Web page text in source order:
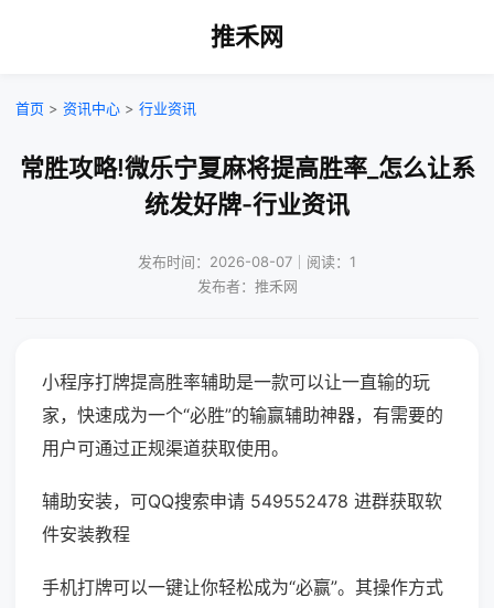
推禾网
首页 > 资讯中心 > 行业资讯
常胜攻略!微乐宁夏麻将提高胜率_怎么让系
统发好牌-行业资讯
发布时间：2026-08-07｜阅读：1
发布者：推禾网
小程序打牌提高胜率辅助是一款可以让一直输的玩
家，快速成为一个“必胜”的输赢辅助神器，有需要的
用户可通过正规渠道获取使用。
辅助安装，可QQ搜索申请 549552478 进群获取软
件安装教程
手机打牌可以一键让你轻松成为“必赢”。其操作方式